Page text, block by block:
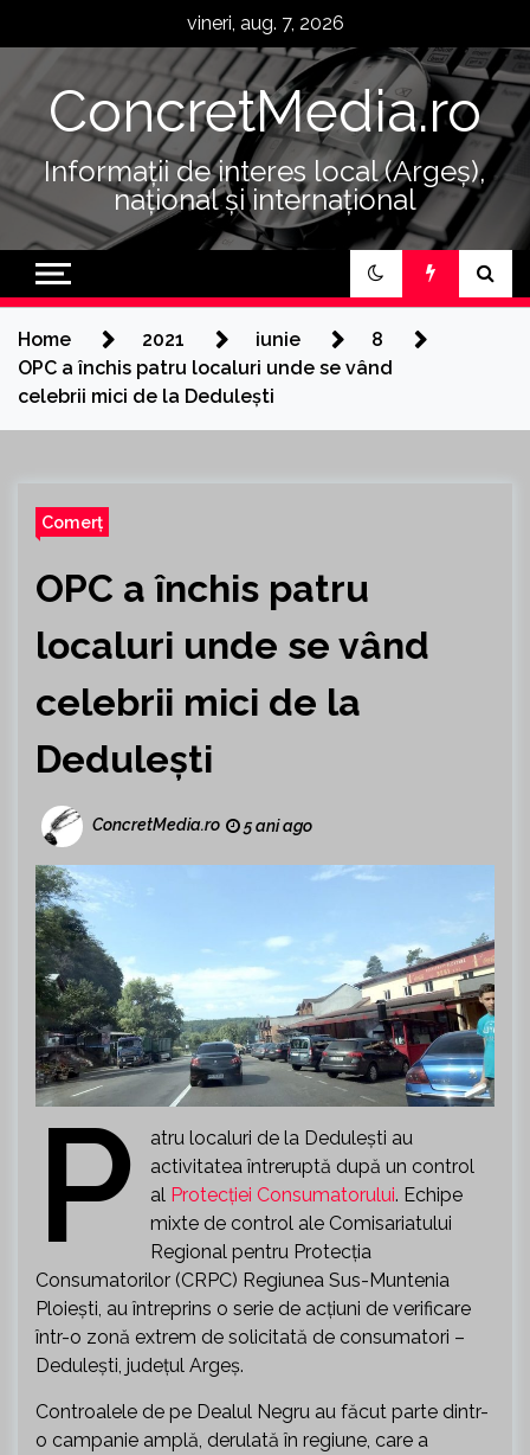
vineri, aug. 7, 2026
ConcretMedia.ro
Informații de interes local (Argeș),
național și internațional
Home 2021 iunie
8
OPC a închis patru localuri unde se vând
celebrii mici de la Dedulești
Comerț
OPC a închis patru
localuri unde se vând
celebrii mici de la
Dedulești
ConcretMedia.ro 5 ani ago
P
atru localuri de la Dedulești au
activitatea întreruptă după un control
al Protecției Consumatorului. Echipe
mixte de control ale Comisariatului
Regional pentru Protecția
Consumatorilor (CRPC) Regiunea Sus-Muntenia
Ploiești, au întreprins o serie de acțiuni de verificare
într-o zonă extrem de solicitată de consumatori –
Dedulești, județul Argeș.
Controalele de pe Dealul Negru au făcut parte dintr-
o campanie amplă, derulată în regiune, care a